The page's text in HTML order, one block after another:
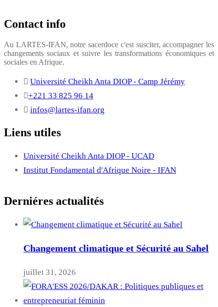
Contact info
Au LARTES-IFAN, notre sacerdoce c'est susciter, accompagner les
changements sociaux et suivre les transformations économiques et
sociales en Afrique.
Université Cheikh Anta DIOP - Camp Jérémy
+221 33 825 96 14
infos@lartes-ifan.org
Liens utiles
Université Cheikh Anta DIOP - UCAD
Institut Fondamental d'Afrique Noire - IFAN
Derniéres actualités
Changement climatique et Sécurité au Sahel
juillet 31, 2026